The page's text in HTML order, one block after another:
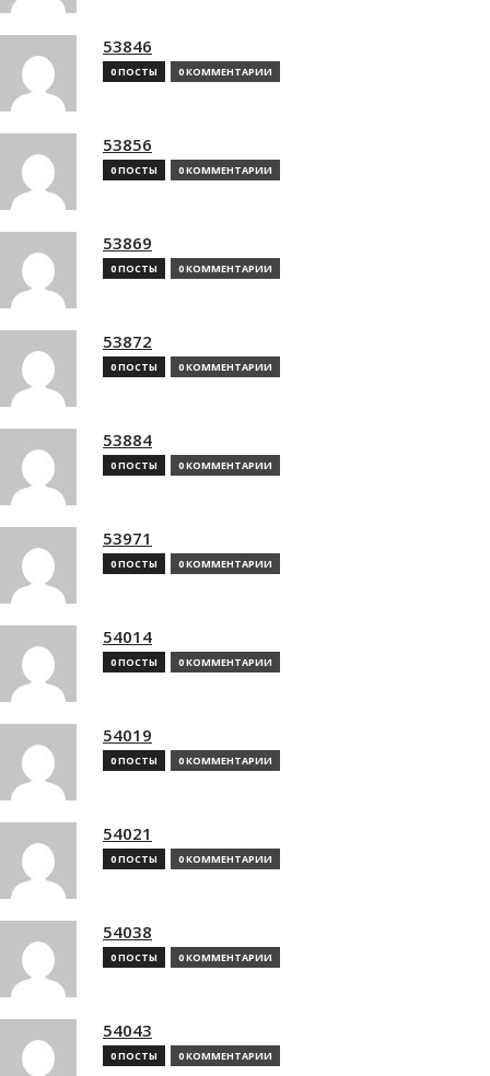
53846
0 ПОСТЫ 0 КОММЕНТАРИИ
53856
0 ПОСТЫ 0 КОММЕНТАРИИ
53869
0 ПОСТЫ 0 КОММЕНТАРИИ
53872
0 ПОСТЫ 0 КОММЕНТАРИИ
53884
0 ПОСТЫ 0 КОММЕНТАРИИ
53971
0 ПОСТЫ 0 КОММЕНТАРИИ
54014
0 ПОСТЫ 0 КОММЕНТАРИИ
54019
0 ПОСТЫ 0 КОММЕНТАРИИ
54021
0 ПОСТЫ 0 КОММЕНТАРИИ
54038
0 ПОСТЫ 0 КОММЕНТАРИИ
54043
0 ПОСТЫ 0 КОММЕНТАРИИ